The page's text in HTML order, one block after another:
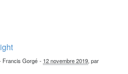
Francis Gorgé - 12 novembre 2019, par